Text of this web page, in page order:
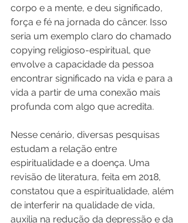
corpo e a mente, e deu significado,
força e fé na jornada do câncer. Isso
seria um exemplo claro do chamado
copying religioso-espiritual, que
envolve a capacidade da pessoa
encontrar significado na vida e para a
vida a partir de uma conexão mais
profunda com algo que acredita.
Nesse cenário, diversas pesquisas
estudam a relação entre
espiritualidade e a doença. Uma
revisão de literatura, feita em 2018,
constatou que a espiritualidade, além
de interferir na qualidade de vida,
auxilia na redução da depressão e da